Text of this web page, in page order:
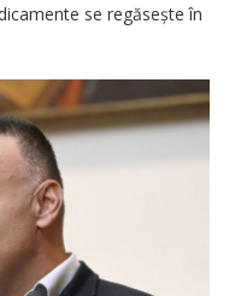
se regăsește în